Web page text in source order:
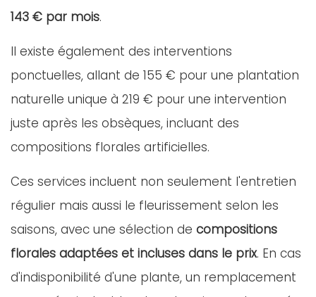
143 € par mois.
Il existe également des interventions
ponctuelles, allant de 155 € pour une plantation
naturelle unique à 219 € pour une intervention
juste après les obsèques, incluant des
compositions florales artificielles.
Ces services incluent non seulement l'entretien
régulier mais aussi le fleurissement selon les
saisons, avec une sélection de compositions
florales adaptées et incluses dans le prix. En cas
d'indisponibilité d'une plante, un remplacement